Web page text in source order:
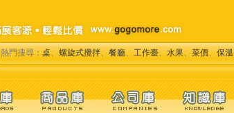
熱門搜尋：桌、螺旋式攪拌、餐廳、工作臺、水果、菜價、保溫